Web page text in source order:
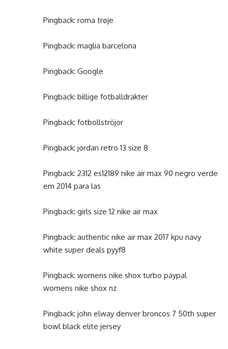
Pingback: roma trøje
Pingback: maglia barcelona
Pingback: Google
Pingback: billige fotballdrakter
Pingback: fotbollströjor
Pingback: jordan retro 13 size 8
Pingback: 2312 es12189 nike air max 90 negro verde
em 2014 para las
Pingback: girls size 12 nike air max
Pingback: authentic nike air max 2017 kpu navy
white super deals pyyf8
Pingback: womens nike shox turbo paypal
womens nike shox nz
Pingback: john elway denver broncos 7 50th super
bowl black elite jersey